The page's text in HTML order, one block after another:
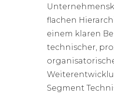
flachen
einem klaren
technischer,
Segment